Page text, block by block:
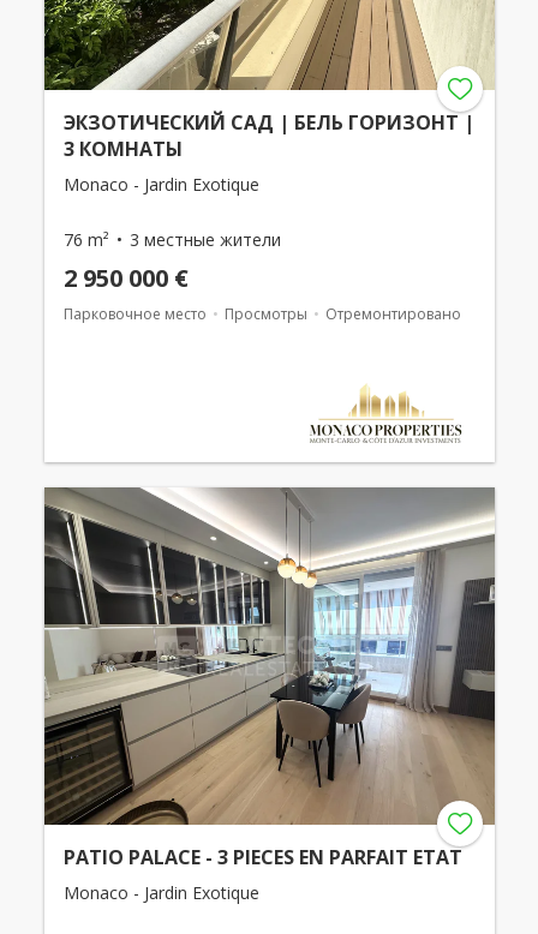
ЭКЗОТИЧЕСКИЙ САД | БЕЛЬ ГОРИЗОНТ |
3 КОМНАТЫ
Monaco - Jardin Exotique
76 m² 3 местные жители
2 950 000 €
Парковочное место Просмотры Отремонтировано
PATIO PALACE - 3 PIECES EN PARFAIT ETAT
Monaco - Jardin Exotique